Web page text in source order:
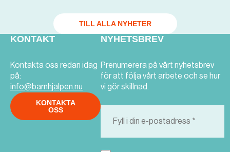
TILL ALLA NYHETER
KONTAKT
Kontakta oss redan idag
på:
info@barnhjalpen.nu
KONTAKTA
OSS
NYHETSBREV
Prenumerera på vårt nyhetsbrev
för att följa vårt arbete och se hur
vi gör skillnad.